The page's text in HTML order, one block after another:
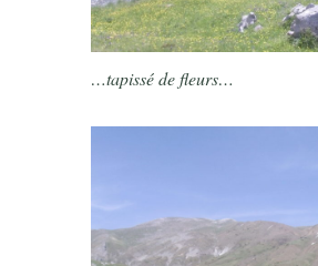
…tapissé de fleurs…